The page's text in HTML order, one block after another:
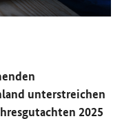
unterstreichen
2025